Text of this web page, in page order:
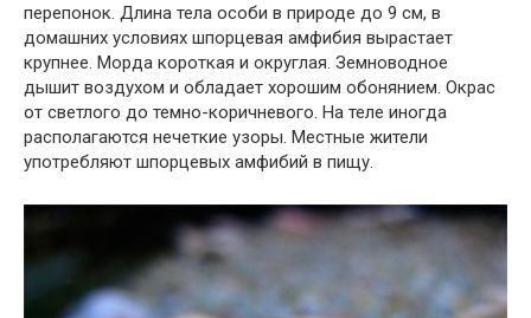
перепонок. Длина тела особи в природе до 9 см, в
домашних условиях шпорцевая амфибия вырастает
крупнее. Морда короткая и округлая. Земноводное
дышит воздухом и обладает хорошим обонянием. Окрас
от светлого до темно-коричневого. На теле иногда
располагаются нечеткие узоры. Местные жители
употребляют шпорцевых амфибий в пищу.